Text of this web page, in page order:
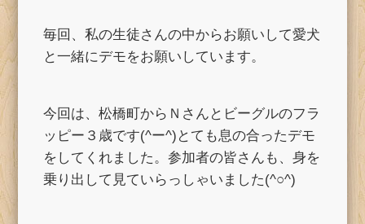
毎回、私の生徒さんの中からお願いして愛犬
と一緒にデモをお願いしています。
今回は、松橋町からＮさんとビーグルのフラ
ッピー３歳です(^ー^)とても息の合ったデモ
をしてくれました。参加者の皆さんも、身を
乗り出して見ていらっしゃいました(^○^)